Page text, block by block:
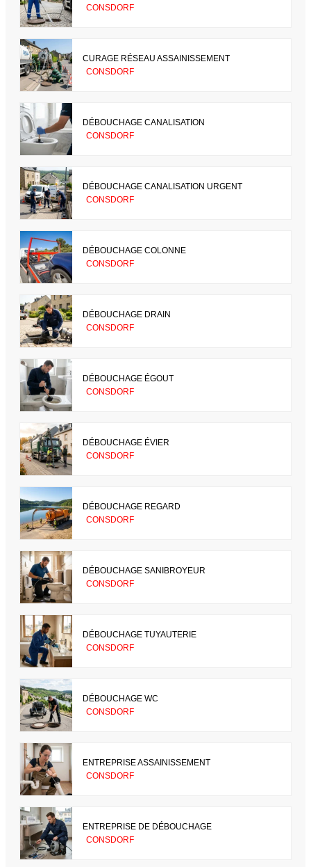
CONSDORF
CURAGE RÉSEAU ASSAINISSEMENT
CONSDORF
DÉBOUCHAGE CANALISATION
CONSDORF
DÉBOUCHAGE CANALISATION URGENT
CONSDORF
DÉBOUCHAGE COLONNE
CONSDORF
DÉBOUCHAGE DRAIN
CONSDORF
DÉBOUCHAGE ÉGOUT
CONSDORF
DÉBOUCHAGE ÉVIER
CONSDORF
DÉBOUCHAGE REGARD
CONSDORF
DÉBOUCHAGE SANIBROYEUR
CONSDORF
DÉBOUCHAGE TUYAUTERIE
CONSDORF
DÉBOUCHAGE WC
CONSDORF
ENTREPRISE ASSAINISSEMENT
CONSDORF
ENTREPRISE DE DÉBOUCHAGE
CONSDORF